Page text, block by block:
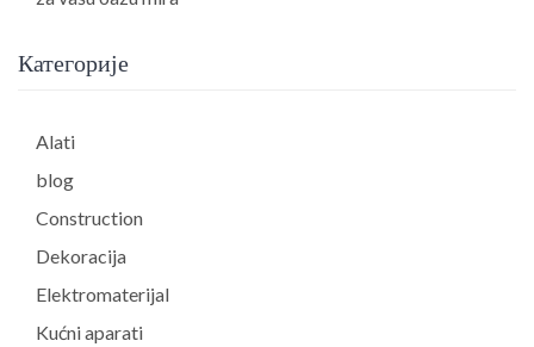
Категорије
Alati
blog
Construction
Dekoracija
Elektromaterijal
Kućni aparati